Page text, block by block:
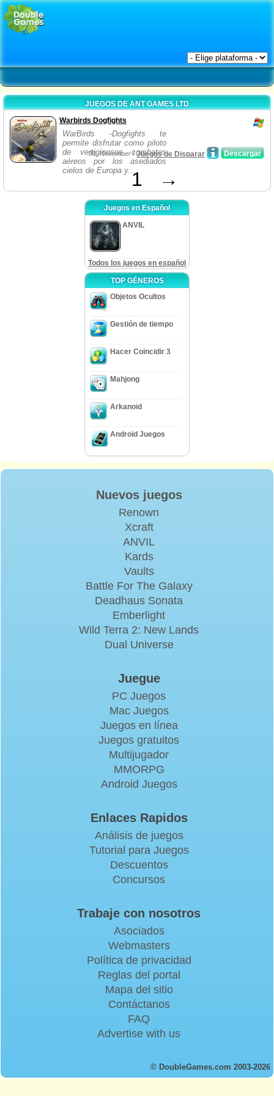
JUEGOS DE ANT GAMES LTD
Warbirds Dogfights
WarBirds -Dogfights te
permite disfrutar como piloto
de vertiginosos combates
aéreos por los asediados
cielos de Europa y...
Descargar
30, November /Juegos de Disparar
1 →
Juegos en Español
ANVIL
Todos los juegos en español
TOP GÉNEROS
Objetos Ocultos
Gestión de tiempo
Hacer Coincidir 3
Mahjong
Arkanoid
Android Juegos
Nuevos juegos
Renown
Xcraft
ANVIL
Kards
Vaults
Battle For The Galaxy
Deadhaus Sonata
Emberlight
Wild Terra 2: New Lands
Dual Universe
Juegue
PC Juegos
Mac Juegos
Juegos en línea
Juegos gratuitos
Multijugador
MMORPG
Android Juegos
Enlaces Rapidos
Análisis de juegos
Tutorial para Juegos
Descuentos
Concursos
Trabaje con nosotros
Asociados
Webmasters
Política de privacidad
Reglas del portal
Mapa del sitio
Contáctanos
FAQ
Advertise with us
© DoubleGames.com 2003-2026